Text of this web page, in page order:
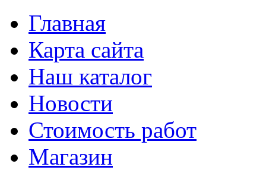
Главная
Карта сайта
Наш каталог
Новости
Стоимость работ
Магазин